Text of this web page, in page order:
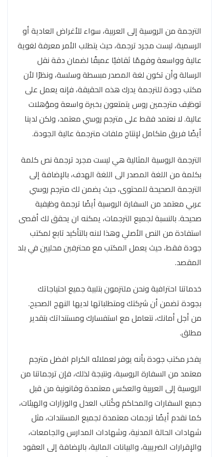
الترجمة من الروسية إلى العربية، سواء للأغراض العادية أو
الرسمية، ليست مجرد ترجمة، حيث يتطلب الأمر معرفة لغوية
عالية وواسعة وفهمًا ثقافيًا عميقًا لضمان دقة نقل
الرسالة وأن تكون لغة المصدر مبسطة وسلسة، ونظرًا لأن
مكتب جودة للترجمة يدرك هذه الحقيقة، فإنه يعمل على
توظيف مترجمين روس يتمتعون بخبرة واسعة ومؤهلات
عالية. لا نعتمد فقط على مترجم روسي معتمد، ولكن لدينا
أيضًا فريق متكامل لإنتاج ملفات مترجمة عالية الجودة.
الترجمة الروسية المثالية هي ليست مجرد ترجمة نص كلمة
بكلمة من اللغة المصدر الى اللغة الهدف، بالإضافة إلى
الترجمة الصحيحة للمحتوى، حيث يضمن لك مترجم روسي
عربي معتمد من السفارة الروسية أيضًا ترجمة وظيفية
صحيحة. بالنسبة لجميع الترجمات، يمكنه ان يحقق لك أقصى
استفادة من النص الأصلي وهذا لانه بالتأكيد تابع لمكتب
جودة فقط، حيث يعمل المكتب مع محترفين محليين في بلد
المقصد.
خدماتنا احترافية ونحن ملتزمون بتلبية جميع احتياجاتك
بجودة تضمن أن شركتك ومتطلباتها لديها النهج الصحيح.
من أجل أمانك، نتعامل مع استفسارك ومستنداتك بتقدير
مطلق.
يفخر مكتب جودة بأنه يوفر لعملائه الكرام افضل مترجم
معتمد من السفارة الروسية، ونتيجة لذلك، فإن ترجماتنا من
الروسية إلى العربية والعكس معتمدة وقانونية من قبل
جميع السفارات والمحاكم وكُتاب العدل والوزارات والهيئات،
كما نقدم أيضًا ترجمات معتمدة لجميع المستندات، مثل
شهادات الحالة المدنية، وشهادات المدارس والجامعات،
والإقرارات الضريبية، والبيانات المالية، بالإضافة إلى العقود